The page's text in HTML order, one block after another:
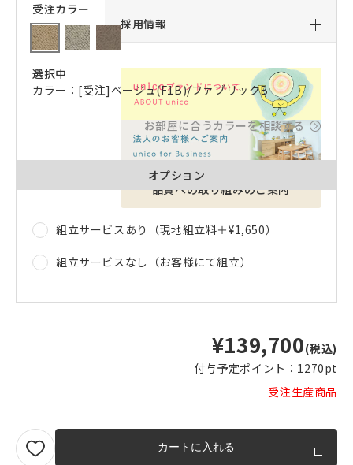
採用情報
品質への取り組みのご案内
受注カラー
選択中
カラー：[受注]ベージュ(F1B)/ファブリックB
お部屋に合うカラーを相談する
オプション
組立サービスあり（現地組立料＋¥1,650）
組立サービスなし（お客様にて組立）
¥139,700(税込)
付与予定ポイント： 1270pt
受注生産商品
カートに入れる